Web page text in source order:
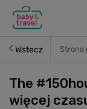
Wstecz Strona
The
więcej